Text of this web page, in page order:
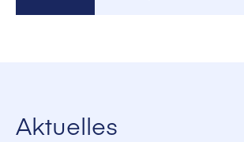
Aktuelles